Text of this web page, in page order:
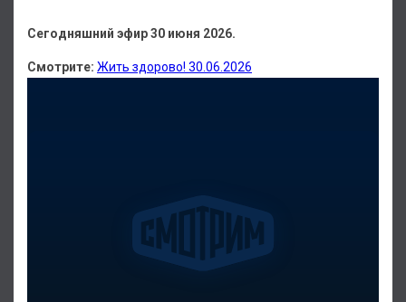
Сегодняшний эфир 30 июня 2026.
Смотрите: Жить здорово! 30.06.2026